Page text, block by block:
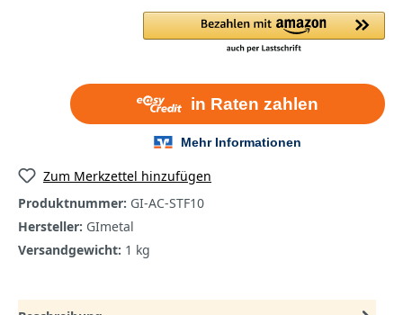
Zum Merkzettel hinzufügen
Produktnummer: GI-AC-STF10
Hersteller: GImetal
Versandgewicht: 1 kg